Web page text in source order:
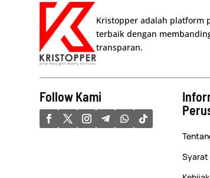
Kristopper adalah platform
terbaik dengan
transparan.
Follow Kami
Syarat